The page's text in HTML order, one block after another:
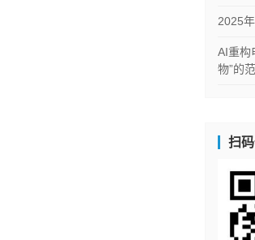
2025
AI重构
物”的
扫